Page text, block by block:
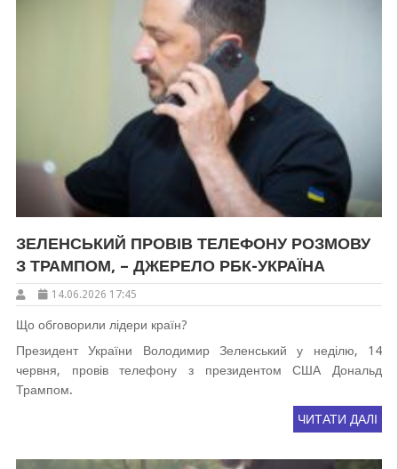
ЗЕЛЕНСЬКИЙ ПРОВІВ ТЕЛЕФОНУ РОЗМОВУ
З ТРАМПОМ, – ДЖЕРЕЛО РБК-УКРАЇНА
14.06.2026 17:45
Що обговорили лідери країн?
Президент України Володимир Зеленський у неділю, 14
червня, провів телефону з президентом США Дональд
Трампом.
ЧИТАТИ ДАЛІ